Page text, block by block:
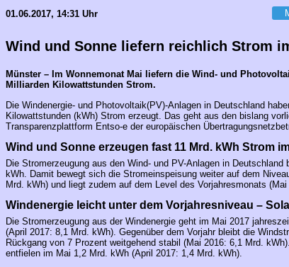
01.06.2017, 14:31 Uhr
Wind und Sonne liefern reichlich Strom
Münster – Im Wonnemonat Mai liefern die Wind- und
Milliarden Kilowattstunden Strom.
Die Windenergie- und Photovoltaik(PV)-Anlagen in Deutschland
Kilowattstunden (kWh) Strom erzeugt. Das geht aus den bislang
Transparenzplattform Entso-e der europäischen
Wind und Sonne erzeugen fast 11 Mrd. kWh Strom
Die Stromerzeugung aus den Wind- und PV-Anlagen in Deutschland
kWh. Damit bewegt sich die Stromeinspeisung weiter auf dem
Mrd. kWh) und liegt zudem auf dem Level des Vorjahresmonats
Windenergie leicht unter dem Vorjahresniveau –
Die Stromerzeugung aus der Windenergie geht im Mai 2017
(April 2017: 8,1 Mrd. kWh). Gegenüber dem Vorjahr bleibt die
Rückgang von 7 Prozent weitgehend stabil (Mai 2016: 6,1 Mrd.
entfielen im Mai 1,2 Mrd. kWh (April 2017: 1,4 Mrd. kWh).